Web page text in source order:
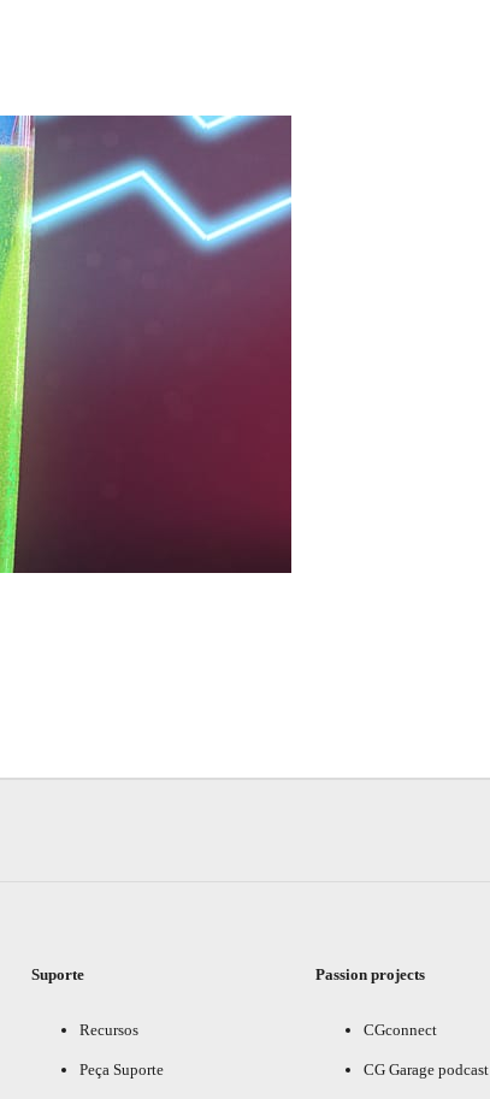
Suporte
Recursos
Peça Suporte
Passion projects
CGconnect
CG Garage podcast